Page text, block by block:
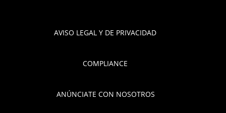
AVISO LEGAL Y DE PRIVACIDAD
COMPLIANCE
ANÚNCIATE CON NOSOTROS